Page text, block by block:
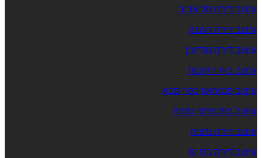
עיצוב דירה תל אביב
עיצוב דירה רעננה
עיצוב דירה מודיעין
עיצוב בית רחובות
עיצוב פנטהאוז כפר סבא
עיצוב בית פרטי נתניה
עיצוב דירה נתניה
עיצוב דירה בת ים